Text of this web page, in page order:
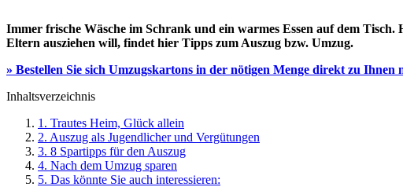
Immer frische Wäsche im Schrank und ein warmes Essen auf dem
Eltern ausziehen will, findet hier Tipps zum Auszug bzw. Umzug.
» Bestellen Sie sich Umzugskartons in der nötigen Menge direkt zu Ihnen
Inhaltsverzeichnis
1. Trautes Heim, Glück allein
2. Auszug als Jugendlicher und Vergütungen
3. 8 Spartipps für den Auszug
4. Nach dem Umzug sparen
5. Das könnte Sie auch interessieren: